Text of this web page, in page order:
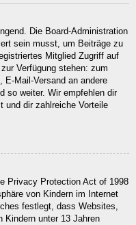
Die Board-Administration
sein musst, um Beiträge zu
Mitglied Zugriff auf
Verfügung stehen: zum
E-Mail-Versand an andere
so weiter. Wir empfehlen dir
und dir zahlreiche Vorteile
Privacy Protection Act of 1998
von Kindern im Internet
festlegt, dass Websites,
Kindern unter 13 Jahren